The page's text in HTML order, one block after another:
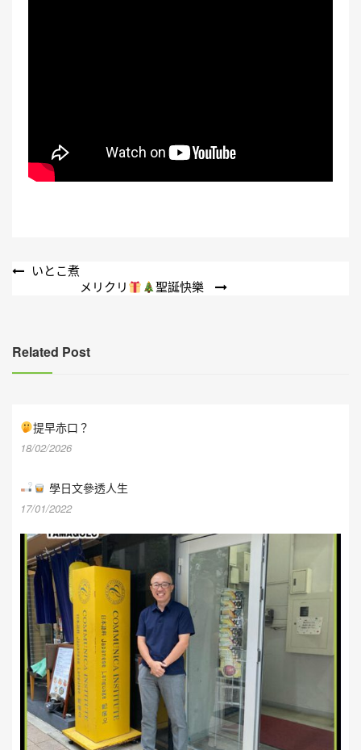
文
覽
いとこ煮
メリクリ
聖誕快樂
Related Post
提早赤口？
18/02/2026
學日文參透人生
17/01/2022